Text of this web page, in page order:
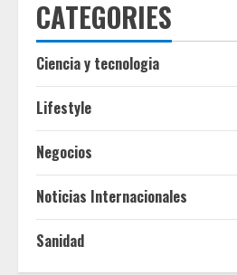
CATEGORIES
Ciencia y tecnologia
Lifestyle
Negocios
Noticias Internacionales
Sanidad